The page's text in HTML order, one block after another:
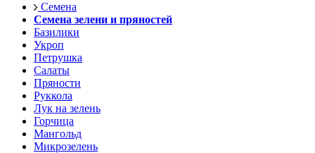
Семена
Семена зелени и пряностей
Базилики
Укроп
Петрушка
Салаты
Пряности
Руккола
Лук на зелень
Горчица
Мангольд
Микрозелень